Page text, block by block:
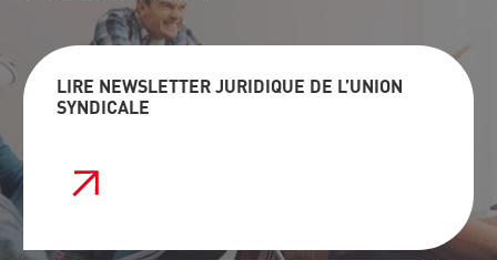
LIRE NEWSLETTER JURIDIQUE DE L’UNION
SYNDICALE